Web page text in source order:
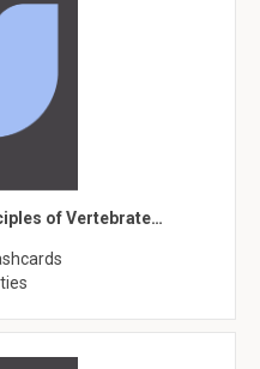
of Vertebrate…